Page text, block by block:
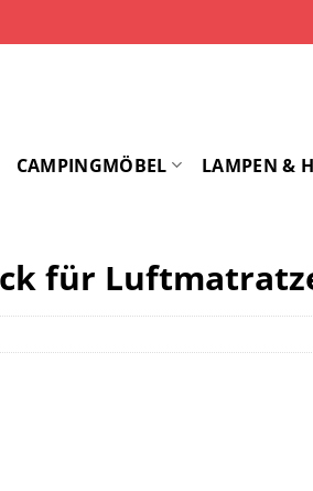
CAMPINGMÖBEL LAMPEN &
für